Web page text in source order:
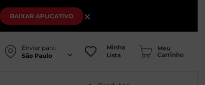
BAIXAR APLICATIVO ×
Enviar para:
São Paulo
Minha
Lista